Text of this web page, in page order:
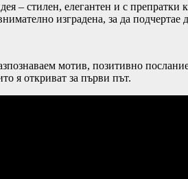
– стилен, елегантен и с
изградена, за да подчертае
мотив, позитивно
я откриват за първи път.